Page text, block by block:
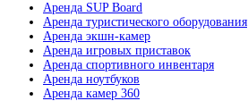
Аренда SUP Board
Аренда туристического оборудования
Аренда экшн-камер
Аренда игровых приставок
Аренда спортивного инвентаря
Аренда ноутбуков
Аренда камер 360